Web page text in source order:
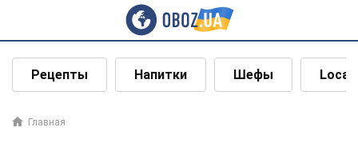
Рецепты Напитки Шефы Local
Главная